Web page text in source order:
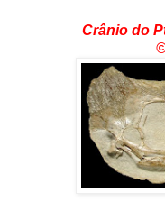
Crânio do